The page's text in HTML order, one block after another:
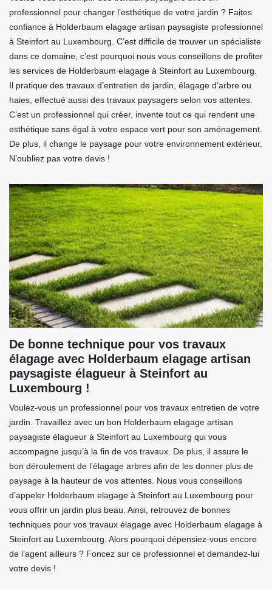
professionnel pour changer l’esthétique de votre jardin ? Faites
confiance à Holderbaum elagage artisan paysagiste professionnel
à Steinfort au Luxembourg. C’est difficile de trouver un spécialiste
dans ce domaine, c’est pourquoi nous vous conseillons de profiter
les services de Holderbaum elagage à Steinfort au Luxembourg.
Il pratique des travaux d’entretien de jardin, élagage d’arbre ou
haies, effectué aussi des travaux paysagers selon vos attentes.
C’est un professionnel qui créer, invente tout ce qui rendent une
esthétique sans égal à votre espace vert pour son aménagement.
De plus, il change le paysage pour votre environnement extérieur.
N’oubliez pas votre devis !
De bonne technique pour vos travaux
élagage avec Holderbaum elagage artisan
paysagiste élagueur à Steinfort au
Luxembourg !
Voulez-vous un professionnel pour vos travaux entretien de votre
jardin. Travaillez avec un bon Holderbaum elagage artisan
paysagiste élagueur à Steinfort au Luxembourg qui vous
accompagne jusqu’à la fin de vos travaux. De plus, il assure le
bon déroulement de l’élagage arbres afin de les donner plus de
paysage à la hauteur de vos attentes. Nous vous conseillons
d’appeler Holderbaum elagage à Steinfort au Luxembourg pour
vous offrir un jardin plus beau. Ainsi, retrouvez de bonnes
techniques pour vos travaux élagage avec Holderbaum elagage à
Steinfort au Luxembourg. Alors pourquoi dépensiez-vous encore
de l’agent ailleurs ? Foncez sur ce professionnel et demandez-lui
votre devis !